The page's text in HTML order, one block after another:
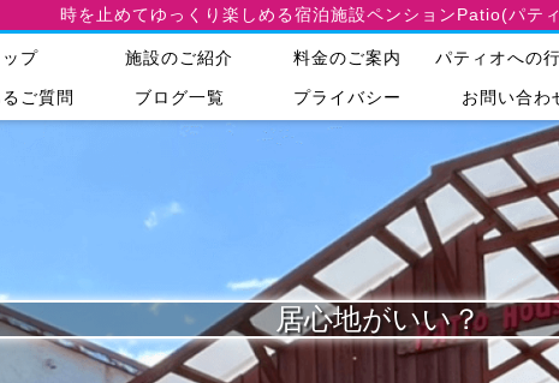
時を止めてゆっくり楽しめる宿泊施設ペンションPatio(パテ
ップ 施設のご紹介 料金のご案内 パティオへの
ご質問 ブログ一覧 プライバシー お問い合わ
居心地がいい？